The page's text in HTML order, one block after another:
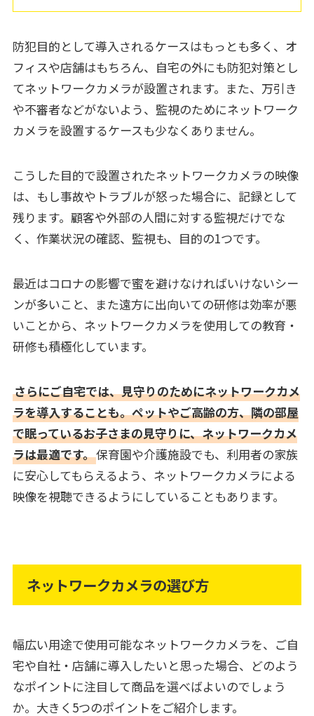
防犯目的として導入されるケースはもっとも多く、オ
フィスや店舗はもちろん、自宅の外にも防犯対策とし
てネットワークカメラが設置されます。また、万引き
や不審者などがないよう、監視のためにネットワーク
カメラを設置するケースも少なくありません。
こうした目的で設置されたネットワークカメラの映像
は、もし事故やトラブルが怒った場合に、記録として
残ります。顧客や外部の人間に対する監視だけでな
く、作業状況の確認、監視も、目的の1つです。
最近はコロナの影響で蜜を避けなければいけないシー
ンが多いこと、また遠方に出向いての研修は効率が悪
いことから、ネットワークカメラを使用しての教育・
研修も積極化しています。
さらにご自宅では、見守りのためにネットワークカメ
ラを導入することも。ペットやご高齢の方、隣の部屋
で眠っているお子さまの見守りに、ネットワークカメ
ラは最適です。保育園や介護施設でも、利用者の家族
に安心してもらえるよう、ネットワークカメラによる
映像を視聴できるようにしていることもあります。
ネットワークカメラの選び方
幅広い用途で使用可能なネットワークカメラを、ご自
宅や自社・店舗に導入したいと思った場合、どのよう
なポイントに注目して商品を選べばよいのでしょう
か。大きく5つのポイントをご紹介します。